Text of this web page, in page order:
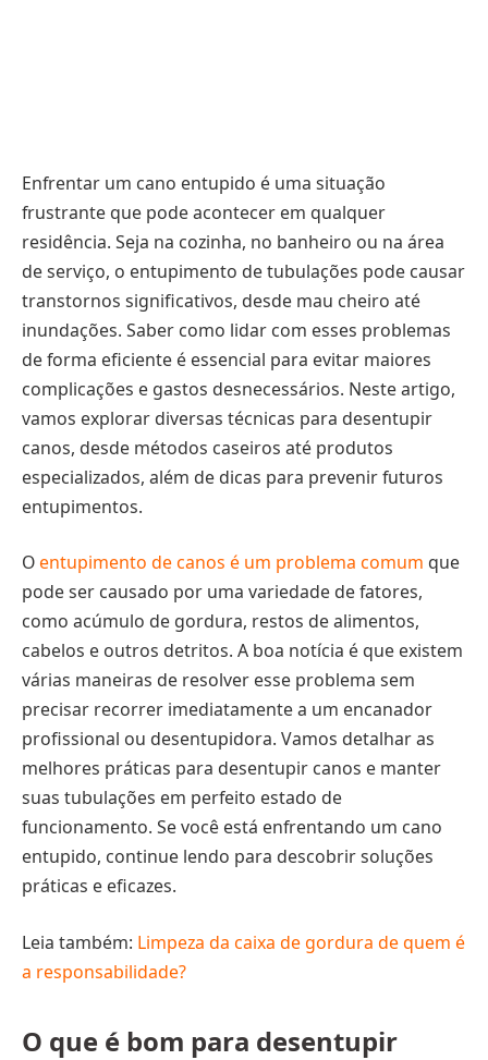
Enfrentar um cano entupido é uma situação
frustrante que pode acontecer em qualquer
residência. Seja na cozinha, no banheiro ou na área
de serviço, o entupimento de tubulações pode causar
transtornos significativos, desde mau cheiro até
inundações. Saber como lidar com esses problemas
de forma eficiente é essencial para evitar maiores
complicações e gastos desnecessários. Neste artigo,
vamos explorar diversas técnicas para desentupir
canos, desde métodos caseiros até produtos
especializados, além de dicas para prevenir futuros
entupimentos.
Oentupimento de canos é um problema comum que
pode ser causado por uma variedade de fatores,
como acúmulo de gordura, restos de alimentos,
cabelos e outros detritos. A boa notícia é que existem
várias maneiras de resolver esse problema sem
precisar recorrer imediatamente a um encanador
profissional ou desentupidora. Vamos detalhar as
melhores práticas para desentupir canos e manter
suas tubulações em perfeito estado de
funcionamento. Se você está enfrentando um cano
entupido, continue lendo para descobrir soluções
práticas e eficazes.
Leia também: Limpeza da caixa de gordura de quem é
a responsabilidade?
O que é bom para desentupir